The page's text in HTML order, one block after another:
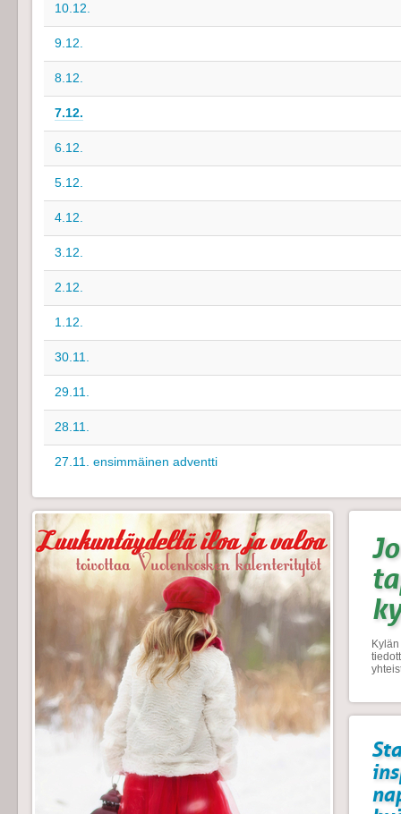
10.12.
9.12.
8.12.
7.12.
6.12.
5.12.
4.12.
3.12.
2.12.
1.12.
30.11.
29.11.
28.11.
27.11. ensimmäinen adventti